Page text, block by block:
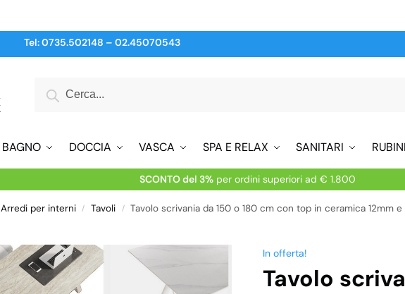
Tel:0735.502148 – 02.45070543
DOCCIA VASCA SPA E RELAX SANITARI
SCONTO del 3%per ordini superiori ad € 1.800
Arredi per interni / Tavoli / Tavolo scrivania da 150 o 180 cm con top in ceramica 12mm
In offerta!
Tavolo